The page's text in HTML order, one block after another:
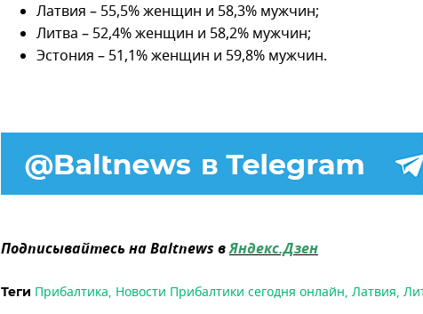
Латвия – 55,5% женщин и 58,3% мужчин;
Литва – 52,4% женщин и 58,2% мужчин;
Эстония – 51,1% женщин и 59,8% мужчин.
Подписывайтесь на Baltnews вЯндекс.Дзен
Теги Прибалтика, Новости Прибалтики сегодня онлайн, Латвия,